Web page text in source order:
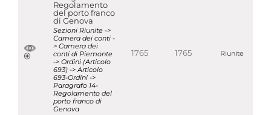
Regolamento
del porto franco
di Genova
Sezioni Riunite ->
Camera dei conti -
> Camera dei
conti di Piemonte
-> Ordini (Articolo
693) -> Articolo
693-Ordini ->
Paragrafo 14-
Regolamento del
porto franco di
Genova
1765 1765 Riunite